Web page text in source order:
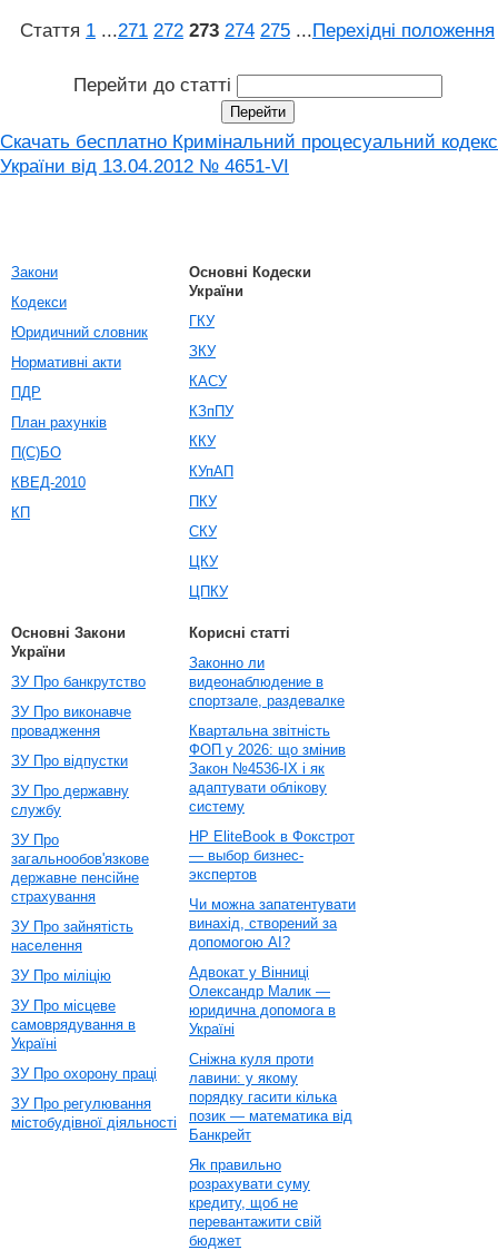
Стаття 1 ...271 272 273 274 275 ...Перехідні положення
Перейти до статті
Скачать бесплатно Кримінальний процесуальний кодекс
України від 13.04.2012 № 4651-VI
Закони
Кодекси
Юридичний словник
Нормативні акти
ПДР
План рахунків
П(С)БО
КВЕД-2010
КП
Основні Кодески
України
ГКУ
ЗКУ
КАСУ
КЗпПУ
ККУ
КУпАП
ПКУ
СКУ
ЦКУ
ЦПКУ
Основні Закони
України
ЗУ Про банкрутство
ЗУ Про виконавче
провадження
ЗУ Про відпустки
ЗУ Про державну
службу
ЗУ Про
загальнообов'язкове
державне пенсійне
страхування
ЗУ Про зайнятість
населення
ЗУ Про міліцію
ЗУ Про місцеве
самоврядування в
Україні
ЗУ Про охорону праці
ЗУ Про регулювання
містобудівної діяльності
Корисні статті
Законно ли
видеонаблюдение в
спортзале, раздевалке
Квартальна звітність
ФОП у 2026: що змінив
Закон №4536-IX і як
адаптувати облікову
систему
HP EliteBook в Фокстрот
— выбор бизнес-
экспертов
Чи можна запатентувати
винахід, створений за
допомогою AI?
Адвокат у Вінниці
Олександр Малик —
юридична допомога в
Україні
Сніжна куля проти
лавини: у якому
порядку гасити кілька
позик — математика від
Банкрейт
Як правильно
розрахувати суму
кредиту, щоб не
перевантажити свій
бюджет